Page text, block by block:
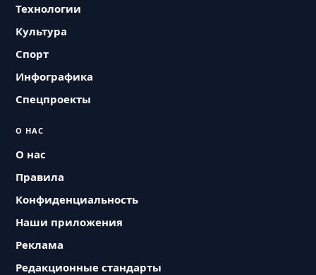
Технологии
Культура
Спорт
Инфографика
Спецпроекты
О НАС
О нас
Правила
Конфиденциальность
Наши приложения
Реклама
Редакционные стандарты